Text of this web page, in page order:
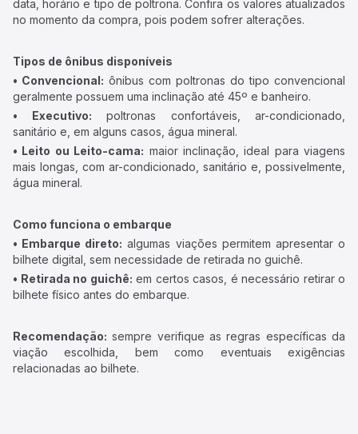
data, horário e tipo de poltrona. Confira os valores atualizados
no momento da compra, pois podem sofrer alterações.
Tipos de ônibus disponíveis
• Convencional: ônibus com poltronas do tipo convencional
geralmente possuem uma inclinação até 45º e banheiro.
• Executivo: poltronas confortáveis, ar-condicionado,
sanitário e, em alguns casos, água mineral.
• Leito ou Leito-cama: maior inclinação, ideal para viagens
mais longas, com ar-condicionado, sanitário e, possivelmente,
água mineral.
Como funciona o embarque
• Embarque direto: algumas viações permitem apresentar o
bilhete digital, sem necessidade de retirada no guichê.
• Retirada no guichê: em certos casos, é necessário retirar o
bilhete físico antes do embarque.
Recomendação: sempre verifique as regras específicas da
viação escolhida, bem como eventuais exigências
relacionadas ao bilhete.